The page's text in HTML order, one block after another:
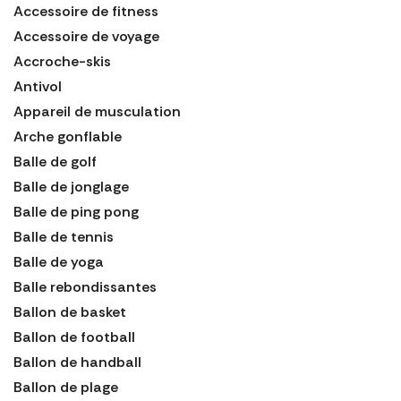
Accessoire de fitness
Accessoire de voyage
Accroche-skis
Antivol
Appareil de musculation
Arche gonflable
Balle de golf
Balle de jonglage
Balle de ping pong
Balle de tennis
Balle de yoga
Balle rebondissantes
Ballon de basket
Ballon de football
Ballon de handball
Ballon de plage